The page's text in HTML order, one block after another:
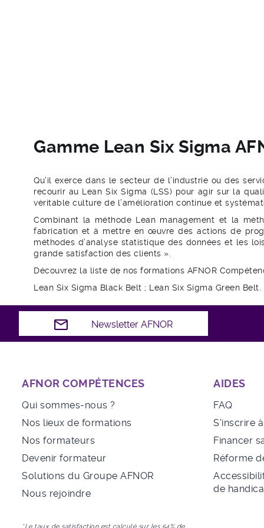
Gamme Lean Six Sigma
Qu’il exerce dans le secteur de l’industrie ou des
recourir au Lean Six Sigma (LSS) pour agir sur la
véritable culture de l’amélioration continue et
Combinant la méthode Lean management et la
fabrication et à mettre en œuvre des actions de
méthodes d’analyse statistique des données et les
grande satisfaction des clients ».
Découvrez la liste de nos formations AFNOR
Lean Six Sigma Black Belt ; Lean Six Sigma Green Belt.
Newsletter AFNOR
AFNOR COMPÉTENCES
Qui sommes-nous ?
Nos lieux de formations
Nos formateurs
Devenir formateur
Solutions du Groupe AFNOR
Nous rejoindre
AIDES
FAQ
S'inscrire
Financer
Réforme
de